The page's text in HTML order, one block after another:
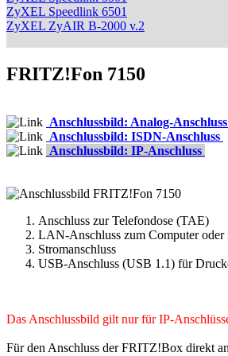
ZyXEL Speedlink 6501
ZyXEL ZyAIR B-2000 v.2
FRITZ!Fon 7150
Anschlussbild: Analog-Anschluss
Anschlussbild: ISDN-Anschluss
Anschlussbild: IP-Anschluss
Anschluss zur Telefondose (TAE)
LAN-Anschluss zum Computer oder
Stromanschluss
USB-Anschluss (USB 1.1) für
Das Anschlussbild gilt nur für IP-
Für den Anschluss der FRITZ!Box direkt